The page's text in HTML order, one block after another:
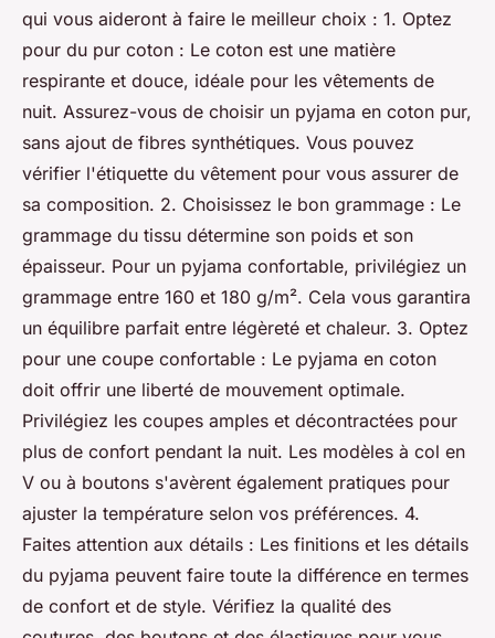
qui vous aideront à faire le meilleur choix : 1. Optez
pour du pur coton : Le coton est une matière
respirante et douce, idéale pour les vêtements de
nuit. Assurez-vous de choisir un pyjama en coton pur,
sans ajout de fibres synthétiques. Vous pouvez
vérifier l'étiquette du vêtement pour vous assurer de
sa composition. 2. Choisissez le bon grammage : Le
grammage du tissu détermine son poids et son
épaisseur. Pour un pyjama confortable, privilégiez un
grammage entre 160 et 180 g/m². Cela vous garantira
un équilibre parfait entre légèreté et chaleur. 3. Optez
pour une coupe confortable : Le pyjama en coton
doit offrir une liberté de mouvement optimale.
Privilégiez les coupes amples et décontractées pour
plus de confort pendant la nuit. Les modèles à col en
V ou à boutons s'avèrent également pratiques pour
ajuster la température selon vos préférences. 4.
Faites attention aux détails : Les finitions et les détails
du pyjama peuvent faire toute la différence en termes
de confort et de style. Vérifiez la qualité des